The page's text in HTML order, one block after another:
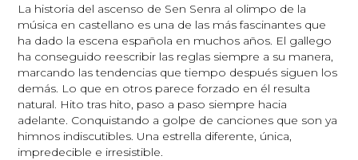
La historia del ascenso de Sen Senra al olimpo de la
música en castellano es una de las más fascinantes que
ha dado la escena española en muchos años. El gallego
ha conseguido reescribir las reglas siempre a su manera,
marcando las tendencias que tiempo después siguen los
demás. Lo que en otros parece forzado en él resulta
natural. Hito tras hito, paso a paso siempre hacia
adelante. Conquistando a golpe de canciones que son ya
himnos indiscutibles. Una estrella diferente, única,
impredecible e irresistible.